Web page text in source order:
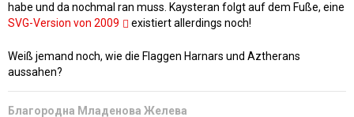
habe und da nochmal ran muss. Kaysteran folgt auf dem Fuße, eine
SVG-Version von 2009
existiert allerdings noch!
Weiß jemand noch, wie die Flaggen Harnars und Aztherans
aussahen?
Благородна Младенова Желева